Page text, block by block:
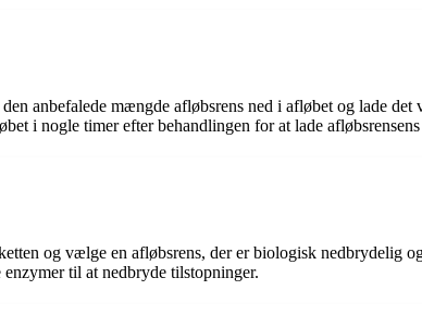
anbefalede mængde afløbsrens ned i afløbet og lade
i nogle timer efter behandlingen for at lade
og vælge en afløbsrens, der er biologisk nedbrydelig
til at nedbryde tilstopninger.